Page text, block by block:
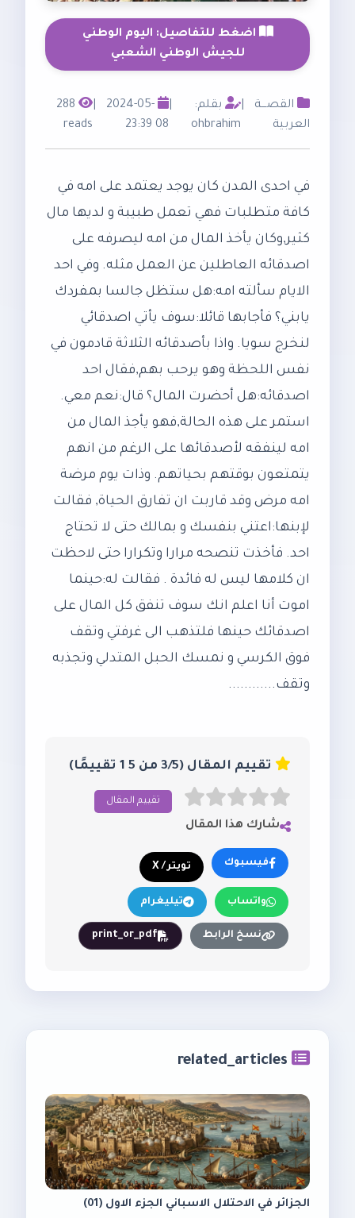
اضغط للتفاصيل: اليوم الوطني
للجيش الوطني الشعبي
القصـــة
العربية
|
بقلم:
ohbrahim
2024-05-
08 23:39
|
288
reads
في احدى المدن كان يوجد يعتمد على امه في
كافة متطلبات فهي تعمل طبيبة و لديها مال
كثير,وكان يأخذ المال من امه ليصرفه على
اصدقائه العاطلين عن العمل مثله. وفي احد
الايام سألته امه:هل ستظل جالسا بمفردك
يابني؟ فأجابها قائلا:سوف يأتي اصدقائي
لنخرج سويا. واذا بأصدقائه الثلاثة قادمون في
نفس اللحظة وهو يرحب بهم,فقال احد
اصدقائه:هل أحضرت المال؟ قال:نعم معي.
استمر على هذه الحالة,فهو يأجذ المال من
امه لينفقه لأصدقائها على الرغم من انهم
يتمتعون بوقتهم بحياتهم. وذات يوم مرضة
امه مرض وقد قاربت ان تفارق الحياة, فقالت
لإبنها:اعتني بنفسك و بمالك حتى لا تحتاج
احد. فأخذت تنصحه مرارا وتكرارا حتى لاحظت
ان كلامها ليس له فائدة . فقالت له:حينما
اموت أنا اعلم انك سوف تنفق كل المال على
اصدقائك حينها فلتذهب الى غرفتي وتقف
فوق الكرسي و نمسك الحبل المتدلي وتجذبه
وتقف............
تقييم المقال (3/5 من 5 1 تقييمًا)
تقييم المقال
شارك هذا المقال
فيسبوك تويتر / X
واتساب تيليغرام
نسخ الرابط print_or_pdf
الجزائر في الاحتلال الاسباني الجزء الاول (01)